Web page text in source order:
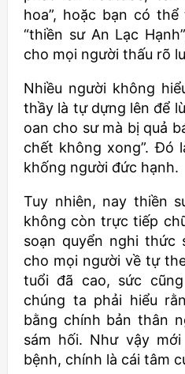
hoa”, hoặc bạn có
“thiền sư An Lạc
cho mọi người thấu rõ
Nhiều người không
thầy là tự dựng lên để
oan cho sư mà bị quả
chết không xong”. Đó
khống người đức hạnh.
Tuy nhiên, nay thiền
không còn trực tiếp
soạn quyển nghi thức
cho mọi người về tự
tuổi đã cao, sức
chúng ta phải hiểu
bằng chính bản thân
sám hối. Như vậy
bệnh, chính là cái tâm